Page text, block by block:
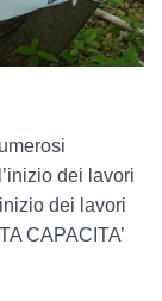
dei lavori
dei lavori
CAPACITA’